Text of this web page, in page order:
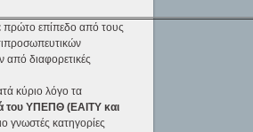
πρώτο επίπεδο από τους
από διαφορετικές
κύριο λόγο τα
του ΥΠΕΠΘ (ΕΑΙΤΥ και
γνωστές κατηγορίες